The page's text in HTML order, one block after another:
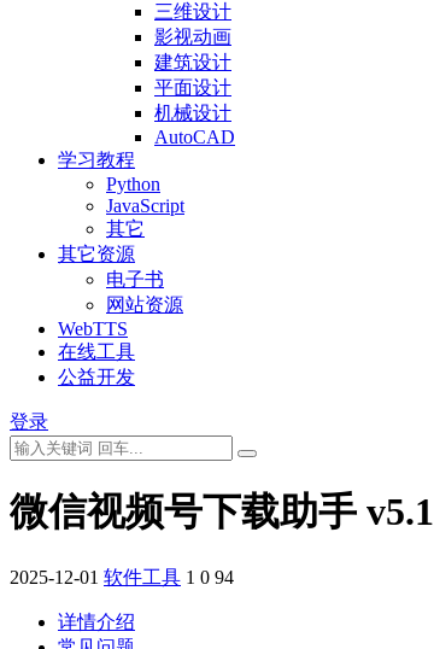
三维设计
影视动画
建筑设计
平面设计
机械设计
AutoCAD
学习教程
Python
JavaScript
其它
其它资源
电子书
网站资源
WebTTS
在线工具
公益开发
登录
微信视频号下载助手 v5.1
2025-12-01 软件工具 1 0 94
详情介绍